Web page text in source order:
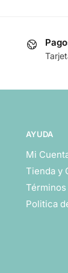
AYUDA
Mi
Tienda y
Politica